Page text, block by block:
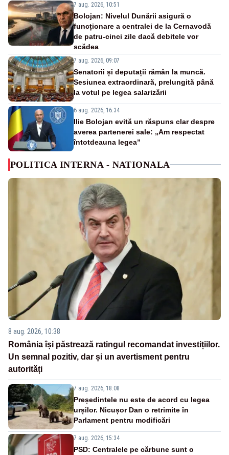
7 aug. 2026, 10:51
Bolojan: Nivelul Dunării asigură o
funcționare a centralei de la Cernavodă
de patru-cinci zile dacă debitele vor
scădea
7 aug. 2026, 09:07
Senatorii și deputații rămân la muncă.
Sesiunea extraordinară, prelungită până
la votul pe legea salarizării
6 aug. 2026, 16:34
Ilie Bolojan evită un răspuns clar despre
averea partenerei sale: „Am respectat
întotdeauna legea”
POLITICA INTERNA - NATIONALA
8 aug. 2026, 10:38
România își păstrează ratingul recomandat investițiilor.
Un semnal pozitiv, dar și un avertisment pentru
autorități
7 aug. 2026, 18:08
Președintele nu este de acord cu legea
urșilor. Nicușor Dan o retrimite în
Parlament pentru modificări
7 aug. 2026, 15:34
PSD: Centralele pe cărbune sunt o